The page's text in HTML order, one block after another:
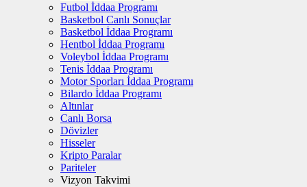
Futbol İddaa Programı
Basketbol Canlı Sonuçlar
Basketbol İddaa Programı
Hentbol İddaa Programı
Voleybol İddaa Programı
Tenis İddaa Programı
Motor Sporları İddaa Programı
Bilardo İddaa Programı
Altınlar
Canlı Borsa
Dövizler
Hisseler
Kripto Paralar
Pariteler
Vizyon Takvimi